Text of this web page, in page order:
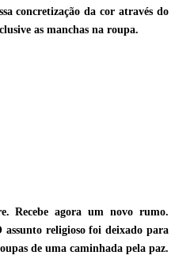
concretização da cor através do
as manchas na roupa.
Recebe agora um novo rumo.
assunto religioso foi deixado para
de uma caminhada pela paz.